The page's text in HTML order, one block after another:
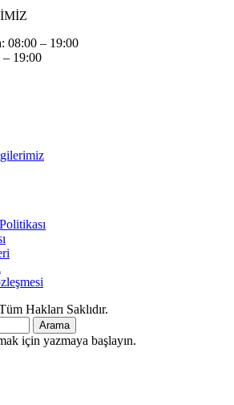
08:00 – 19:00
– 19:00
Hakları Saklıdır.
Arama
için yazmaya başlayın.